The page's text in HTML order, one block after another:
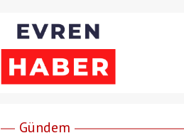
Gündem